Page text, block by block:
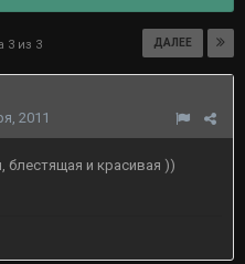
ДАЛЕЕ
3 из 3
2011
блестящая и красивая ))